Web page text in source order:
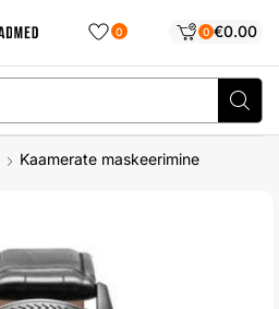
0 0 €0.00
Kaamerate maskeerimine